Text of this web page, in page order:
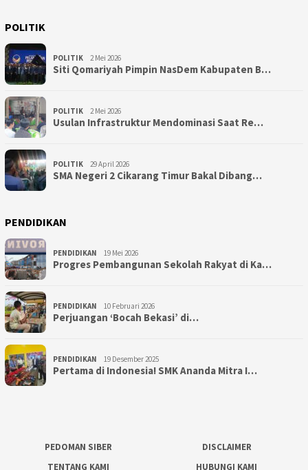
POLITIK
POLITIK 2 Mei 2026
Siti Qomariyah Pimpin NasDem Kabupaten B…
POLITIK 2 Mei 2026
Usulan Infrastruktur Mendominasi Saat Re…
POLITIK 29 April 2026
SMA Negeri 2 Cikarang Timur Bakal Dibang…
PENDIDIKAN
PENDIDIKAN 19 Mei 2026
Progres Pembangunan Sekolah Rakyat di Ka…
PENDIDIKAN 10 Februari 2026
Perjuangan ‘Bocah Bekasi’ di…
PENDIDIKAN 19 Desember 2025
Pertama di Indonesia! SMK Ananda Mitra I…
PEDOMAN SIBER
DISCLAIMER
TENTANG KAMI
HUBUNGI KAMI